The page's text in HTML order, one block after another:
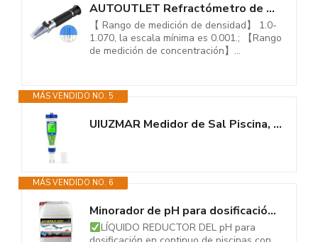
AUTOUTLET Refractómetro de Salinidad, Refractómetro de Mano Medidor de...
【 Rango de medición de densidad】 1.0-
1.070, la escala mínima es 0.001.; 【Rango
de medición de concentración】...
MÁS VENDIDO NO. 5
UIUZMAR Medidor de Sal Piscina, Medidor Salinidad y pH para Piscina, 5 en 1...
MÁS VENDIDO NO. 6
Minorador de pH para dosificación PH Minus 20 litros (25 KG) - Piscinas...
LÍQUIDO REDUCTOR DEL pH para